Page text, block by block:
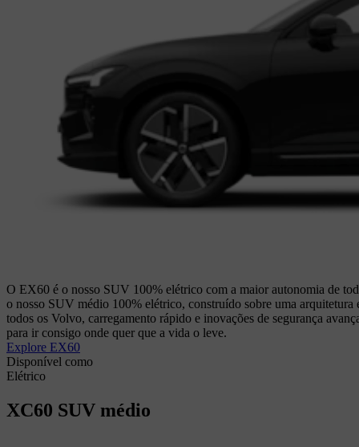
O EX60 é o nosso SUV 100% elétrico com a maior autonomia de
o nosso SUV médio 100% elétrico, construído sobre uma
todos os Volvo, carregamento rápido e inovações de segurança
para ir consigo onde quer que a vida o leve.
Explore EX60
Disponível como
Elétrico
XC60 SUV médio